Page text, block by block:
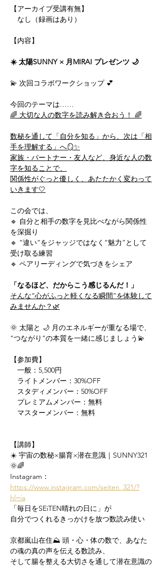
【アーカイブ受講有無】
なし（録画はあり）
【内容】
☀️ 太陽SUNNY × 月MIRAI プレゼンツ 🌙
💫 次回コラボワークショップ 💕
今回のテーマは……
🌈 大切な人の数字を読み解き合おう！ 🌈
数秘を通して「自分を知る」から、次は「相
手を理解する」へ🪞✨
家族・パートナー・友人など、身近な人の数
字を知ることで、
関係性がぐっと優しく、あたたかく変わって
いきます🤍
この会では、
🔹 自分と相手の数字を見比べながら関係性
を深掘り
🔹 “違い”をジャッジではなく“魅力”として
受け取る練習
🔹 ペアリーディングで気づきをシェア
「なるほど、だからこう感じるんだ！」
そんな“心がふっと軽くなる瞬間”を体験して
みませんか？🌿
🌞 太陽と 🌙 月のエネルギーが重なる場で、
“つながり”の本質を一緒に感じましょう💫
【参加費】
一般：5,500円
ライトメンバー：30%OFF
スタディメンバー：50%OFF
プレミアムメンバー：無料
マスターメンバー：無料
【講師】
☀️ 宇宙の数秘×腸育×潜在意識｜SUNNY321
🌞🌈
Instagram：
https://www.instagram.com/seiten_321/?
hl=ja
「毎日をSEiTEN晴れの日に」が
自分でつくれるきっかけを放つ数読み使い
京都嵐山在住⛰ 頭・心・体の数で、あなた
の魂の真の声を伝える数読み、
そして腸を整える大切さを通して潜在意識の